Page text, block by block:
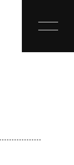
toggle